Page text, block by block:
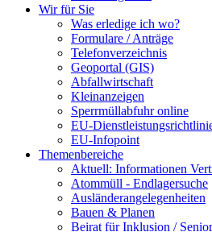
Wir für Sie
Was erledige ich wo?
Formulare / Anträge
Telefonverzeichnis
Geoportal (GIS)
Abfallwirtschaft
Kleinanzeigen
Sperrmüllabfuhr online
EU-
EU-Infopoint
Themenbereiche
Aktuell: Informationen
Atommüll - Endlagersuche
Ausländerangelegenheiten
Bauen & Planen
Beirat für Inklusion /